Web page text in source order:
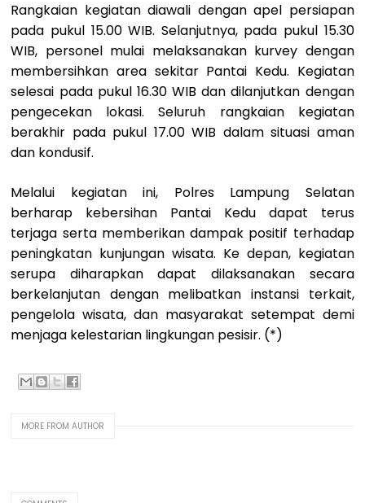
Rangkaian kegiatan diawali dengan apel persiapan
pada pukul 15.00 WIB. Selanjutnya, pada pukul 15.30
WIB, personel mulai melaksanakan kurvey dengan
membersihkan area sekitar Pantai Kedu. Kegiatan
selesai pada pukul 16.30 WIB dan dilanjutkan dengan
pengecekan lokasi. Seluruh rangkaian kegiatan
berakhir pada pukul 17.00 WIB dalam situasi aman
dan kondusif.
Melalui kegiatan ini, Polres Lampung Selatan
berharap kebersihan Pantai Kedu dapat terus
terjaga serta memberikan dampak positif terhadap
peningkatan kunjungan wisata. Ke depan, kegiatan
serupa diharapkan dapat dilaksanakan secara
berkelanjutan dengan melibatkan instansi terkait,
pengelola wisata, dan masyarakat setempat demi
menjaga kelestarian lingkungan pesisir. (*)
MORE FROM AUTHOR